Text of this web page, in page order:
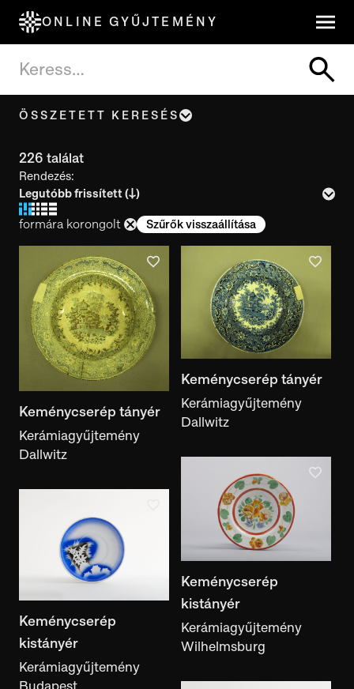
ONLINE GYŰJTEMÉNY
ÖSSZETETT KERESÉS
Leltári szám
Készítés ideje
Használat ideje
Gyűjtés ideje
készítés helye
Gyűjtés helye
gyűjtés helye
Gyűjtemény
gyűjtemény
Anyag
anyag
226 találat
Rendezés:
formára korongolt Szűrők visszaállítása
Keménycserép tányér
Kerámiagyűjtemény
Dallwitz
Keménycserép tányér
Kerámiagyűjtemény
Dallwitz
Keménycserép
kistányér
Kerámiagyűjtemény
Wilhelmsburg
Keménycserép
kistányér
Kerámiagyűjtemény